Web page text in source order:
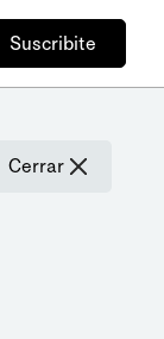
Suscribite
Cerrar